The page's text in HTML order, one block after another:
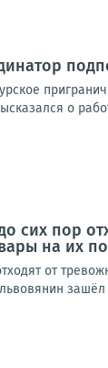
о
сих пор
на их
от